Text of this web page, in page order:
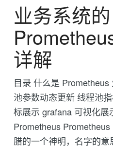
业务系统的
详解
目录 什么是
池参数动态更新 线程池
标展示 grafana 可视化
Prometheus
腊的一个神明，名字的